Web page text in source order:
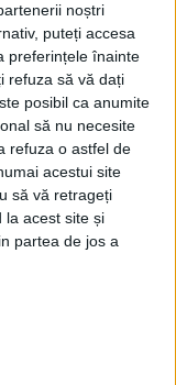
noștri
puteți accesa
preferințele înainte
refuza să vă dați
posibil ca anumite
să nu necesite
refuza o astfel de
acestui site
să vă retrageți
la acest site și
partea de jos a
ulterior în
mai sus
a și murit,
din